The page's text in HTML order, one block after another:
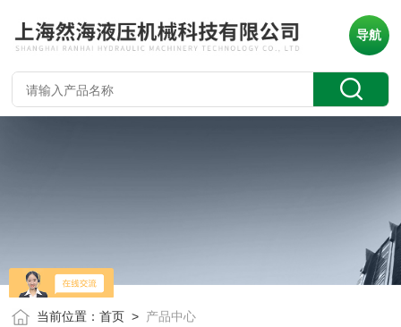
导航
当前位置：首页 > 产品中心